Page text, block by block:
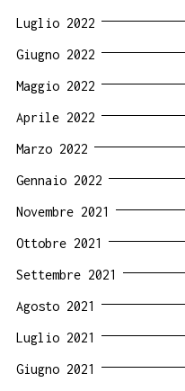
Luglio 2022
Giugno 2022
Maggio 2022
Aprile 2022
Marzo 2022
Gennaio 2022
Novembre 2021
Ottobre 2021
Settembre 2021
Agosto 2021
Luglio 2021
Giugno 2021